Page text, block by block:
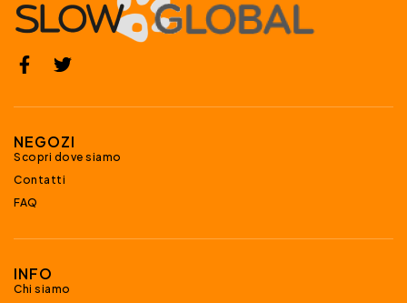
NEGOZI
Scopri dove siamo
Contatti
FAQ
INFO
Chi siamo